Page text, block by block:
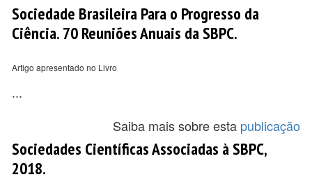
Sociedade Brasileira Para o Progresso da
Ciência. 70 Reuniões Anuais da SBPC.
Artigo apresentado no Livro
...
Saiba mais sobre esta publicação
Sociedades Científicas Associadas à SBPC,
2018.